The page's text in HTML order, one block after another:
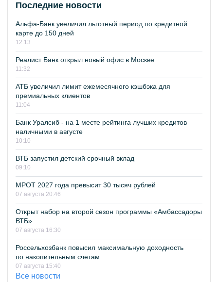
Последние новости
Альфа-Банк увеличил льготный период по кредитной
карте до 150 дней
12:13
Реалист Банк открыл новый офис в Москве
11:32
АТБ увеличил лимит ежемесячного кэшбэка для
премиальных клиентов
11:04
Банк Уралсиб - на 1 месте рейтинга лучших кредитов
наличными в августе
10:10
ВТБ запустил детский срочный вклад
09:10
МРОТ 2027 года превысит 30 тысяч рублей
07 августа 20:46
Открыт набор на второй сезон программы «Амбассадоры
ВТБ»
07 августа 16:30
Россельхозбанк повысил максимальную доходность
по накопительным счетам
07 августа 15:40
Все новости